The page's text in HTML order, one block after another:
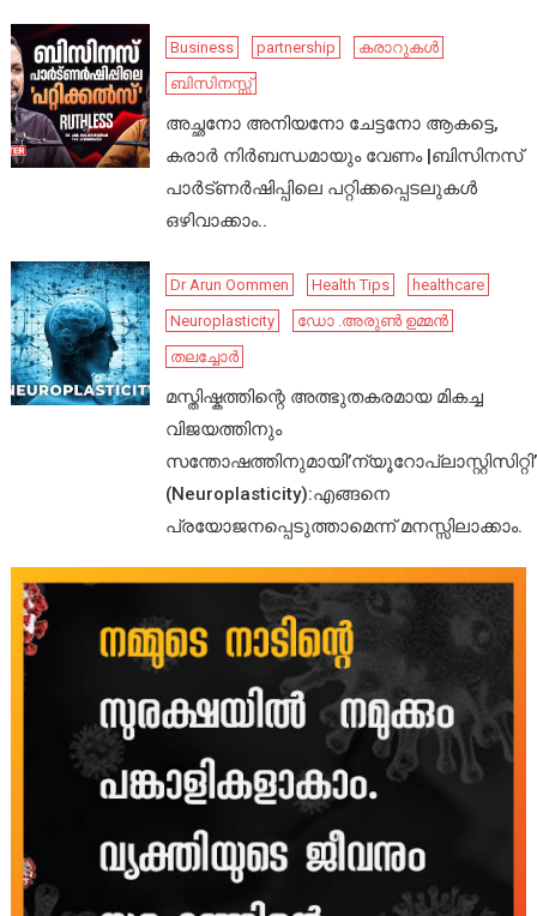
Business partnership
കരാറുകൾ
ബിസിനസ്സ്
അച്ഛനോ അനിയനോ ചേട്ടനോ ആകട്ടെ,
കരാർ നിർബന്ധമായും വേണം |ബിസിനസ്
പാർട്ണർഷിപ്പിലെ പറ്റിക്കപ്പെടലുകൾ
ഒഴിവാക്കാം..
Dr Arun Oommen Health Tips
healthcare
Neuroplasticity
ഡോ .അരുൺ ഉമ്മൻ
തലച്ചോർ
മസ്തിഷ്കത്തിന്റെ അത്ഭുതകരമായ മികച്ച
വിജയത്തിനും
സന്തോഷത്തിനുമായി’ന്യൂറോപ്ലാസ്റ്റിസിറ്റി’
(Neuroplasticity):എങ്ങനെ
പ്രയോജനപ്പെടുത്താമെന്ന് മനസ്സിലാക്കാം.